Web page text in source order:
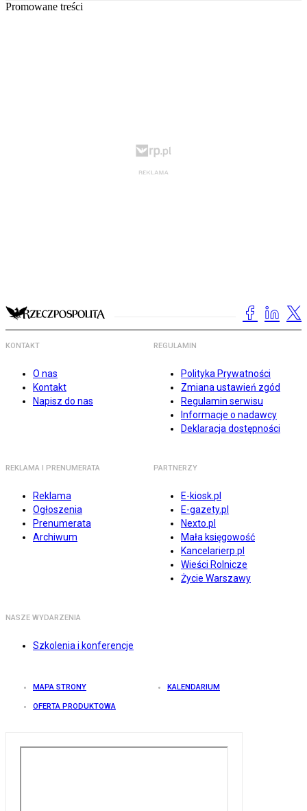
Promowane treści
KONTAKT
O nas
Kontakt
Napisz do nas
REGULAMIN
Polityka Prywatności
Zmiana ustawień zgód
Regulamin serwisu
Informacje o nadawcy
Deklaracja dostępności
REKLAMA I PRENUMERATA
Reklama
Ogłoszenia
Prenumerata
Archiwum
PARTNERZY
E-kiosk.pl
E-gazety.pl
Nexto.pl
Mała księgowość
Kancelarierp.pl
Wieści Rolnicze
Życie Warszawy
NASZE WYDARZENIA
Szkolenia i konferencje
MAPA STRONY KALENDARIUM
OFERTA PRODUKTOWA